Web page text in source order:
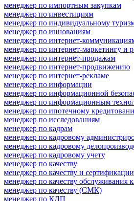
менеджер по импортным закупкам
менеджер по инвестициям
менеджер по индивидуальному
менеджер по инновациям
менеджер по интернет-
менеджер по интернет-маркетингу и
менеджер по интернет-продажам
менеджер по интернет-продвижению
менеджер по интернет-рекламе
менеджер по информации
менеджер по информационной
менеджер по информационным
менеджер по ипотечному
менеджер по исследованиям
менеджер по кадрам
менеджер по кадровому
менеджер по кадровому
менеджер по кадровому учету
менеджер по качеству
менеджер по качеству и сертификации
менеджер по качеству обслуживания
менеджер по качеству (СМК)
менеджер по КДП